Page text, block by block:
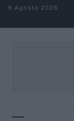
Salta al contenuto
8 Agosto 2026